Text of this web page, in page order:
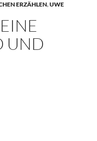
ERZÄHLEN,UWE
UND